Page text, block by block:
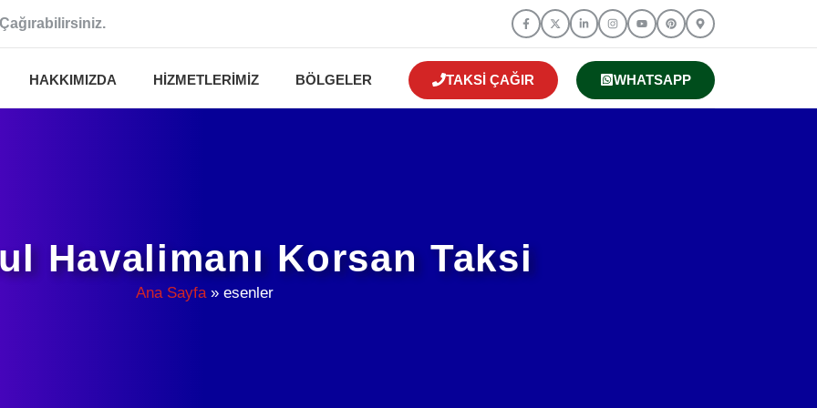
HAKKIMIZDA HIZMETLERIMIZ BÖLGELER TAKSI ÇAĞIR WHATSAPP
Havalimanı Korsan Taksi
Ana Sayfa» esenler